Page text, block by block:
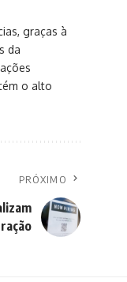
graças à
da
o alto
PRÓXIMO